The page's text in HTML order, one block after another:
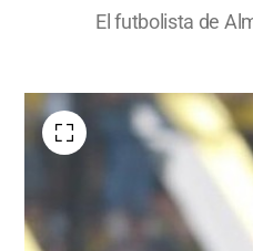
El futbolista de